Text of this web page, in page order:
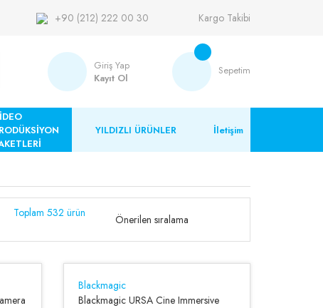
+90 (212) 222 00 30 Kargo Takibi
Giriş Yap
Kayıt Ol
Sepetim
YILDIZLI ÜRÜNLER İletişim
Toplam 532 ürün
Blackmagic
Blackmagic URSA Cine Immersive